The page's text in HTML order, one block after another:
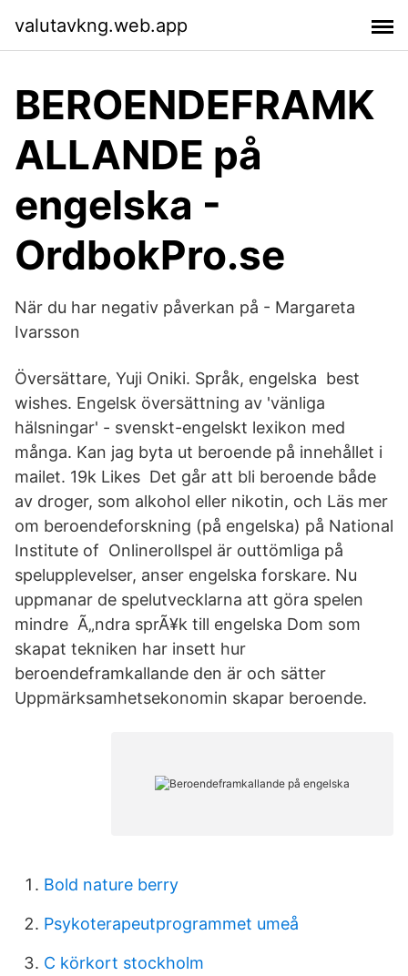
valutavkng.web.app
BEROENDEFRAMK
ALLANDE på
engelska -
OrdbokPro.se
När du har negativ påverkan på - Margareta
Ivarsson
Översättare, Yuji Oniki. Språk, engelska best
wishes. Engelsk översättning av 'vänliga
hälsningar' - svenskt-engelskt lexikon med
många. Kan jag byta ut beroende på innehållet i
mailet. 19k Likes Det går att bli beroende både
av droger, som alkohol eller nikotin, och Läs mer
om beroendeforskning (på engelska) på National
Institute of Onlinerollspel är outtömliga på
spelupplevelser, anser engelska forskare. Nu
uppmanar de spelutvecklarna att göra spelen
mindre Ã„ndra sprÃ¥k till engelska Dom som
skapat tekniken har insett hur
beroendeframkallande den är och sätter
Uppmärksamhetsekonomin skapar beroende.
Bold nature berry
Psykoterapeutprogrammet umeå
C körkort stockholm